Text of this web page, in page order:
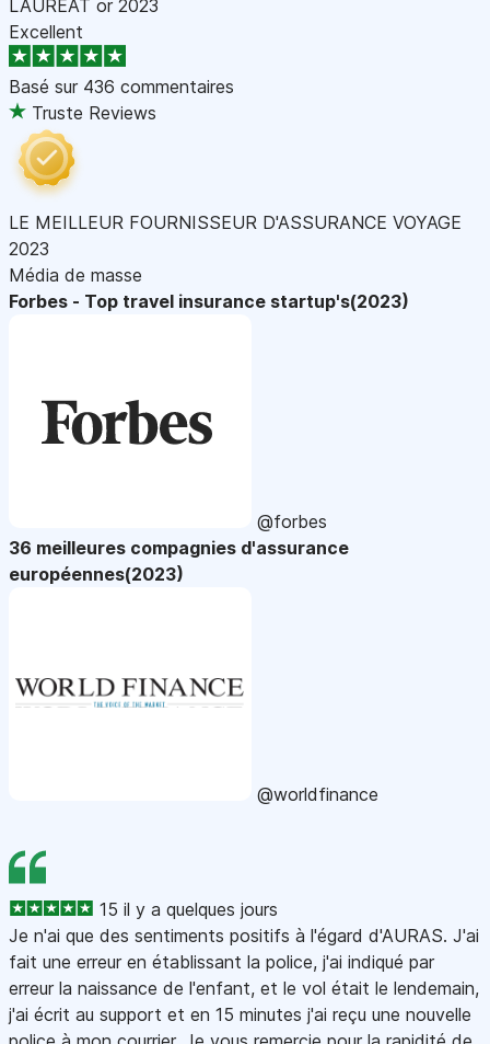
LAURÉAT or 2023
Excellent
Basé sur 436 commentaires
Truste Reviews
LE MEILLEUR FOURNISSEUR D'ASSURANCE VOYAGE
2023
Média de masse
Forbes - Top travel insurance startup's(2023)
@forbes
36 meilleures compagnies d'assurance
européennes(2023)
@worldfinance
15 il y a quelques jours
Je n'ai que des sentiments positifs à l'égard d'AURAS. J'ai
fait une erreur en établissant la police, j'ai indiqué par
erreur la naissance de l'enfant, et le vol était le lendemain,
j'ai écrit au support et en 15 minutes j'ai reçu une nouvelle